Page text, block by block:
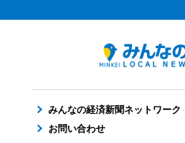
みんなの経済新聞ネットワーク
お問い合わせ